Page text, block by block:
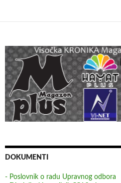
DOKUMENTI
- Poslovnik o radu Upravnog odbora